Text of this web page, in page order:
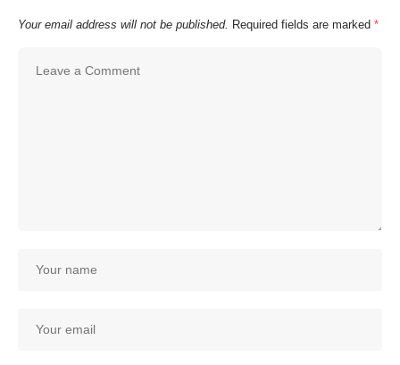
Your email address will not be published. Required fields are marked *